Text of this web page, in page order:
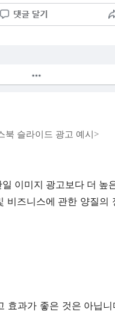
북 슬라이드 광고 예시>
이미지 광고보다 더 높
비즈니스에 관한 양질
효과가 좋은 것은 아닙